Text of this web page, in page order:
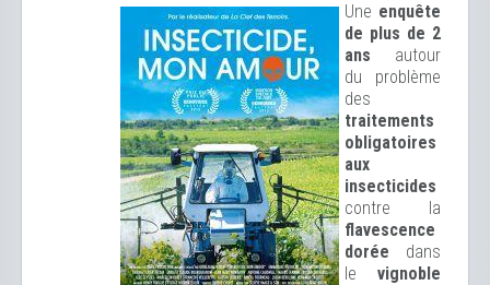
Une enquête
de plus de 2
ans autour
du problème
des
traitements
obligatoires
aux
insecticides
contre la
flavescence
dorée dans
le vignoble